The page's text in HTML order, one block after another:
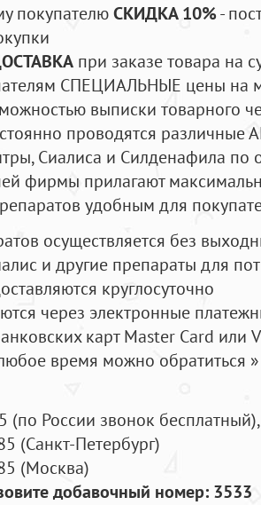
покупателюСКИДКА 10%-
при заказе товара на
СПЕЦИАЛЬНЫЕ цены на
выписки товарного
проводятся
Сиалиса и Силденафила по
фирмы прилагают
удобным для
осуществляется без
и другие препараты для
круглосуточно
через электронные
карт Master Card или
время можно обратиться
(по России звонок бесплатный),
(Санкт-Петербург)
(Москва)
добавочный номер: 3533